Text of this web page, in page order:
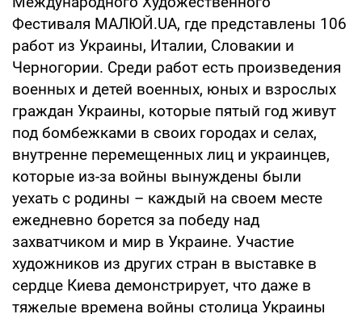
Фестиваля МАЛЮЙ.UA, где представлены 106
работ из Украины, Италии, Словакии и
Черногории. Среди работ есть произведения
военных и детей военных, юных и взрослых
граждан Украины, которые пятый год живут
под бомбежками в своих городах и селах,
внутренне перемещенных лиц и украинцев,
которые из-за войны вынуждены были
уехать с родины – каждый на своем месте
ежедневно борется за победу над
захватчиком и мир в Украине. Участие
художников из других стран в выставке в
сердце Киева демонстрирует, что даже в
тяжелые времена войны столица Украины